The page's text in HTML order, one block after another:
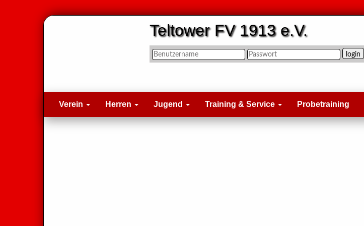
Teltower FV 1913 e.V.
Verein Herren Jugend Training & Service Probetraining